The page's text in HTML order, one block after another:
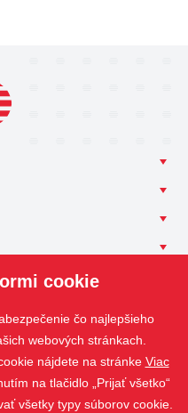
cookie
čo najlepšieho
webových stránkach.
nájdete na stránke Viac
na tlačidlo „Prijať všetko“
všetky typy súborov cookie.